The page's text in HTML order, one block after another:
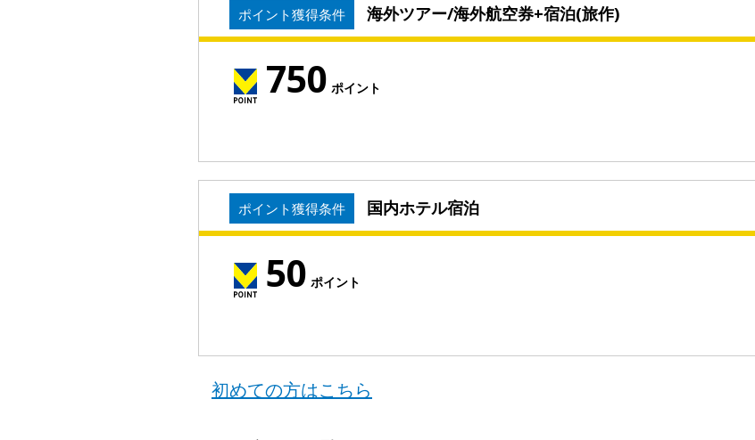
ポイント獲得条件 海外ツアー/海外航空券+宿泊(旅作)
750 ポイント
ポイント獲得条件 国内ホテル宿泊
50 ポイント
初めての方はこちら